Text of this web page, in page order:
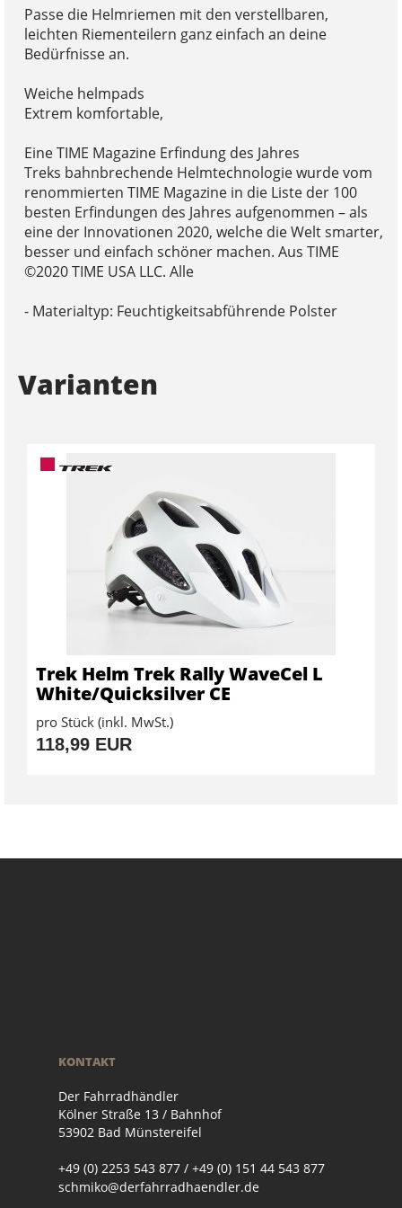
Passe die Helmriemen mit den verstellbaren,
leichten Riementeilern ganz einfach an deine
Bedürfnisse an.
Weiche helmpads
Extrem komfortable,
Eine TIME Magazine Erfindung des Jahres
Treks bahnbrechende Helmtechnologie wurde vom
renommierten TIME Magazine in die Liste der 100
besten Erfindungen des Jahres aufgenommen – als
eine der Innovationen 2020, welche die Welt smarter,
besser und einfach schöner machen. Aus TIME
©2020 TIME USA LLC. Alle
- Materialtyp: Feuchtigkeitsabführende Polster
Varianten
Trek Helm Trek Rally WaveCel L
White/Quicksilver CE
pro Stück (inkl. MwSt.)
118,99 EUR
KONTAKT
Der Fahrradhändler
Kölner Straße 13 / Bahnhof
53902 Bad Münstereifel
+49 (0) 2253 543 877 / +49 (0) 151 44 543 877
schmiko@derfahrradhaendler.de